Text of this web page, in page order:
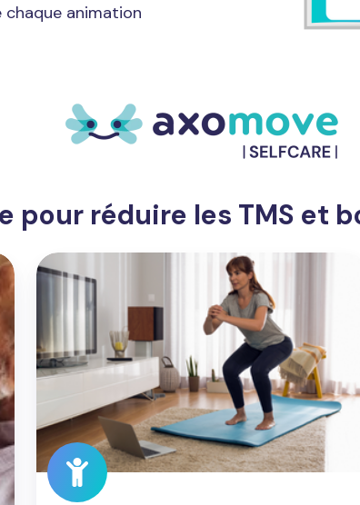
animation
pour réduire les TMS et